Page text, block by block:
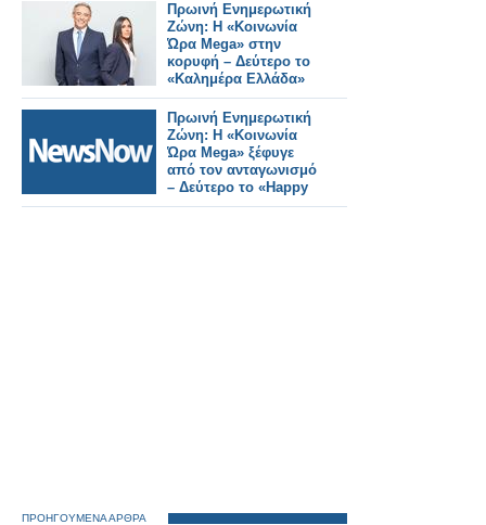
Πρωινή Ενημερωτική
Ζώνη: Η «Κοινωνία
Ώρα Mega» στην
κορυφή – Δεύτερο το
«Καλημέρα Ελλάδα»
Πρωινή Ενημερωτική
Ζώνη: Η «Κοινωνία
Ώρα Mega» ξέφυγε
από τον ανταγωνισμό
– Δεύτερο το «Happy
Day»
ΠΡΟΗΓΟΥΜΕΝΑ ΑΡΘΡΑ